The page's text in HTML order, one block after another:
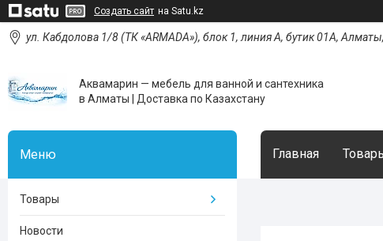
Создать сайт на Satu.kz
ул. Кабдолова 1/8 (ТК «ARMADA»), блок 1, линия А, бутик 01А,
Аквамарин — мебель для ванной и сантехника
в Алматы | Доставка по Казахстану
Главная
Товары
Новости